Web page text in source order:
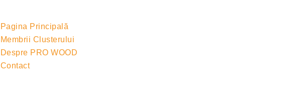
Pagina Principală
Membrii Clusterului
Despre PRO WOOD
Contact